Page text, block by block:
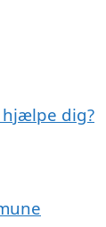
hjælpe dig?